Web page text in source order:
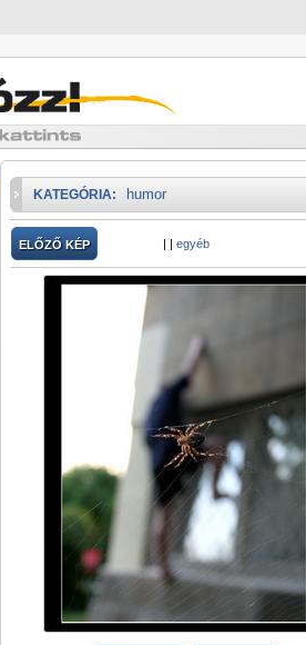
KATEGÓRIA: humor
ELŐZŐ KÉP | | egyéb